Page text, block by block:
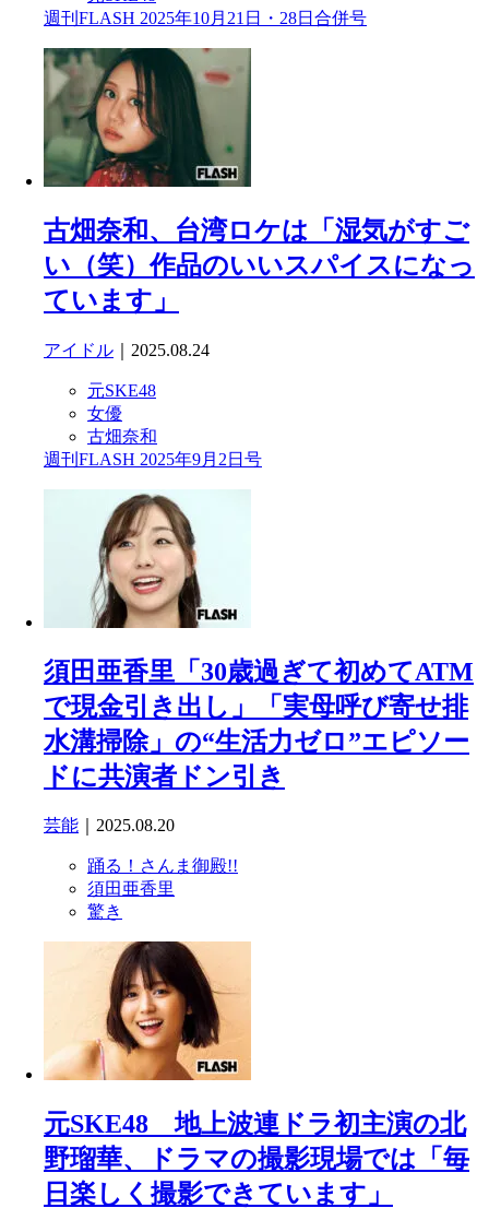
週刊FLASH 2025年10月21日・28日合併号
古畑奈和、台湾ロケは「湿気がすご
い（笑）作品のいいスパイスになっ
ています」
アイドル ｜2025.08.24
元SKE48
女優
古畑奈和
週刊FLASH 2025年9月2日号
須田亜香里「30歳過ぎて初めてATM
で現金引き出し」「実母呼び寄せ排
水溝掃除」の“生活力ゼロ”エピソー
ドに共演者ドン引き
芸能 ｜2025.08.20
踊る！さんま御殿!!
須田亜香里
驚き
元SKE48 地上波連ドラ初主演の北
野瑠華、ドラマの撮影現場では「毎
日楽しく撮影できています」